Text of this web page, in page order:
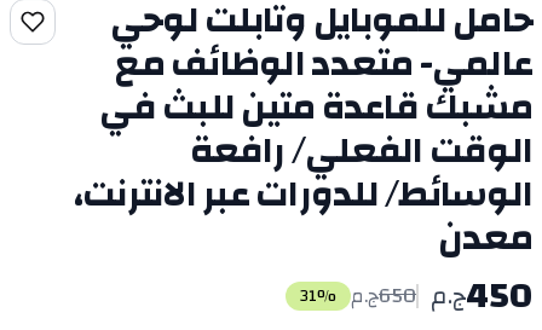
حامل للموبايل وتابلت لوحي
عالمي- متعدد الوظائف مع
مشبك قاعدة متين للبث في
الوقت الفعلي/ رافعة
الوسائط/ للدورات عبر الانترنت،
معدن
450ج.م 650ج.م 31%